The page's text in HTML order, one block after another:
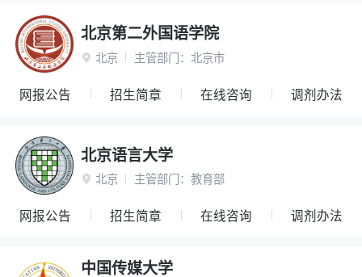
北京第二外国语学院
 北京 主管部门： 北京市
网报公告 招生简章 在线咨询 调剂办法
北京语言大学
 北京 主管部门： 教育部
网报公告 招生简章 在线咨询 调剂办法
中国传媒大学